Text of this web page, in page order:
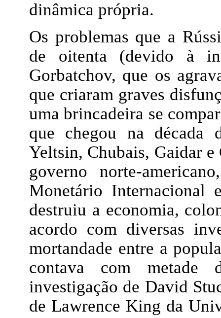
dinâmica própria.
Os problemas que a
de oitenta (devido à
Gorbatchov, que os
que criaram graves
uma brincadeira se
que chegou na década
Yeltsin, Chubais, Gaidar e
governo norte-
Monetário Internacional
destruiu a economia,
acordo com diversas
mortandade entre a
contava com metade
investigação de David
de Lawrence King da